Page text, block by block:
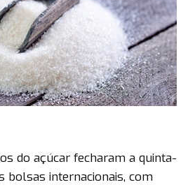
do açúcar fecharam a quinta-
bolsas internacionais, com